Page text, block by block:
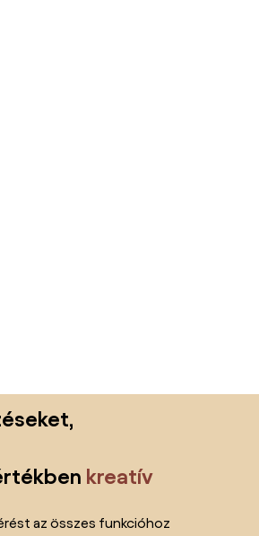
kreatív
az összes funkcióhoz